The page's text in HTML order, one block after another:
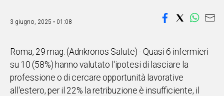
OGLIASTRA
ALTRE
NOTIZIE
3 giugno, 2025 • 01:08
Roma, 29 mag. (Adnkronos Salute) - Quasi 6 infermieri
su 10 (58%) hanno valutato l'ipotesi di lasciare la
professione o di cercare opportunità lavorative
all'estero, per il 22% la retribuzione è insufficiente, il